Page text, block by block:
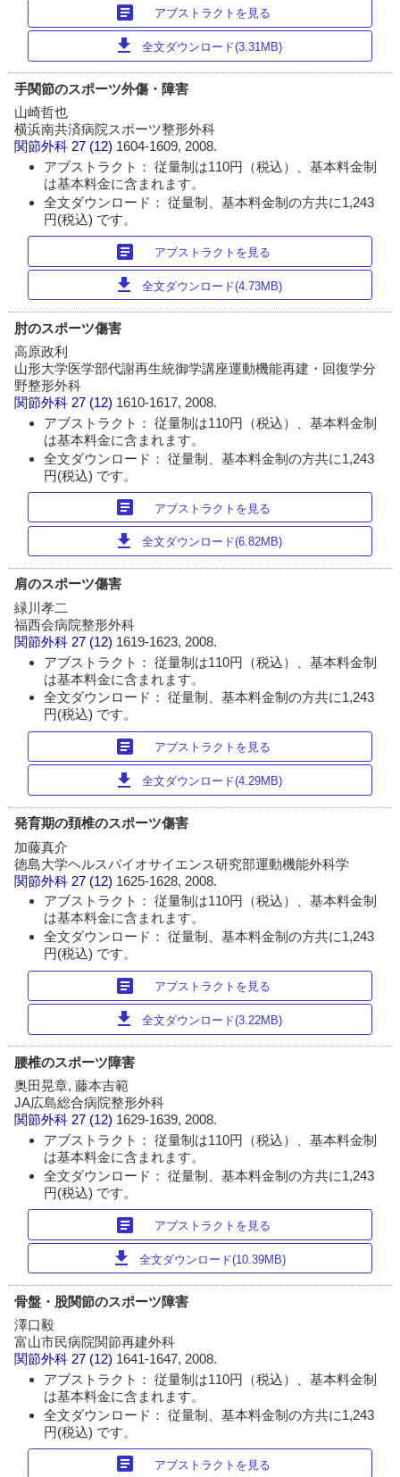
article アブストラクトを見る
download 全文ダウンロード(3.31MB)
手関節のスポーツ外傷・障害
山崎哲也
横浜南共済病院スポーツ整形外科
関節外科 27 (12) 1604-1609, 2008.
アブストラクト： 従量制は110円（税込）、基本料金制
は基本料金に含まれます。
全文ダウンロード： 従量制、基本料金制の方共に1,243
円(税込) です。
article アブストラクトを見る
download 全文ダウンロード(4.73MB)
肘のスポーツ傷害
高原政利
山形大学医学部代謝再生統御学講座運動機能再建・回復学分
野整形外科
関節外科 27 (12) 1610-1617, 2008.
アブストラクト： 従量制は110円（税込）、基本料金制
は基本料金に含まれます。
全文ダウンロード： 従量制、基本料金制の方共に1,243
円(税込) です。
article アブストラクトを見る
download 全文ダウンロード(6.82MB)
肩のスポーツ傷害
緑川孝二
福西会病院整形外科
関節外科 27 (12) 1619-1623, 2008.
アブストラクト： 従量制は110円（税込）、基本料金制
は基本料金に含まれます。
全文ダウンロード： 従量制、基本料金制の方共に1,243
円(税込) です。
article アブストラクトを見る
download 全文ダウンロード(4.29MB)
発育期の頚椎のスポーツ傷害
加藤真介
徳島大学ヘルスバイオサイエンス研究部運動機能外科学
関節外科 27 (12) 1625-1628, 2008.
アブストラクト： 従量制は110円（税込）、基本料金制
は基本料金に含まれます。
全文ダウンロード： 従量制、基本料金制の方共に1,243
円(税込) です。
article アブストラクトを見る
download 全文ダウンロード(3.22MB)
腰椎のスポーツ障害
奥田晃章, 藤本吉範
JA広島総合病院整形外科
関節外科 27 (12) 1629-1639, 2008.
アブストラクト： 従量制は110円（税込）、基本料金制
は基本料金に含まれます。
全文ダウンロード： 従量制、基本料金制の方共に1,243
円(税込) です。
article アブストラクトを見る
download 全文ダウンロード(10.39MB)
骨盤・股関節のスポーツ障害
澤口毅
富山市民病院関節再建外科
関節外科 27 (12) 1641-1647, 2008.
アブストラクト： 従量制は110円（税込）、基本料金制
は基本料金に含まれます。
全文ダウンロード： 従量制、基本料金制の方共に1,243
円(税込) です。
article アブストラクトを見る